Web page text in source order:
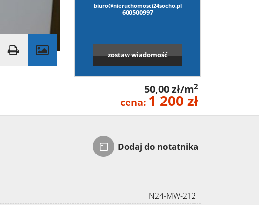
biuro@nieruchomosci24socho.pl
600500997
zostaw wiadomość
50,00 zł/m2
cena: 1 200 zł
Dodaj do notatnika
N24-MW-212